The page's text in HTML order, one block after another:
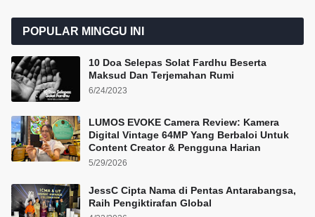
POPULAR MINGGU INI
10 Doa Selepas Solat Fardhu Beserta
Maksud Dan Terjemahan Rumi
6/24/2023
LUMOS EVOKE Camera Review: Kamera
Digital Vintage 64MP Yang Berbaloi Untuk
Content Creator & Pengguna Harian
5/29/2026
JessC Cipta Nama di Pentas Antarabangsa,
Raih Pengiktirafan Global